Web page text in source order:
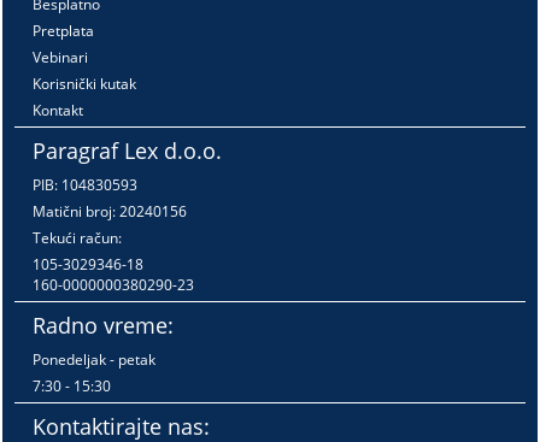
Besplatno
Pretplata
Vebinari
Korisnički kutak
Kontakt
Paragraf Lex d.o.o.
PIB: 104830593
Matični broj: 20240156
Tekući račun:
105-3029346-18
160-0000000380290-23
Radno vreme:
Ponedeljak - petak
7:30 - 15:30
Kontaktirajte nas: